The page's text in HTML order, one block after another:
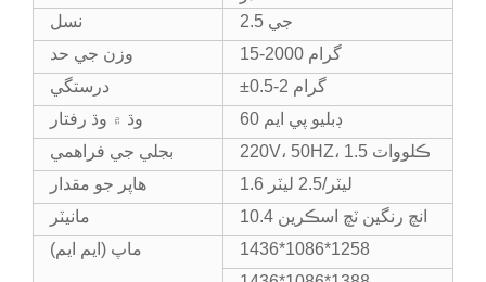
نسل
2.5 جي
وزن جي حد
15-2000 گرام
درستگي
±0.5-2 گرام
وڌ ۾ وڌ رفتار
60 ڊبليو پي ايم
بجلي جي فراهمي
220V، 50HZ، 1.5 ڪلوواٽ
هاپر جو مقدار
1.6 ليٽر/2.5 ليٽر
مانيٽر
10.4 انچ رنگين ٽچ اسڪرين
ماپ (ايم ايم)
1436*1086*1258